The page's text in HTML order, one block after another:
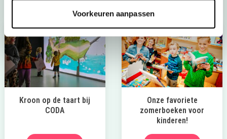
Voorkeuren aanpassen
Kroon op de taart bij
CODA
Onze favoriete
zomerboeken voor
kinderen!